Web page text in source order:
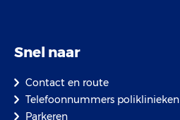
Snel naar
Contact en route
Telefoonnummers poliklinieken
Parkeren